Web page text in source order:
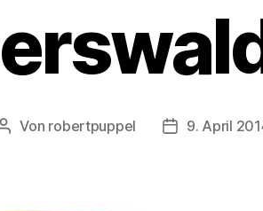
Beitragsautor
Von robertpuppel 9. April